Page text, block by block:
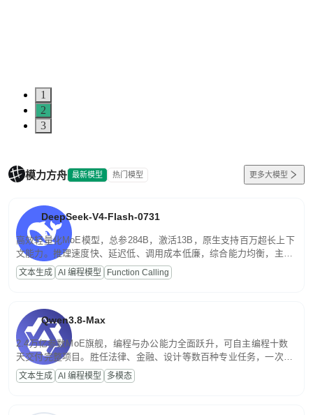
1
2
3
模力方舟 最新模型 热门模型 更多大模型
DeepSeek-V4-Flash-0731
高效轻量化MoE模型，总参284B，激活13B，原生支持百万超长上下
文能力。推理速度快、延迟低、调用成本低廉，综合能力均衡，主打
高并发、轻量化任务，适合日常对话、内容创作、基础 RAG、批量
文案处理等普惠刚需场景。
文本生成 AI 编程模型 Function Calling
Qwen3.8-Max
2.4万亿参数MoE旗舰，编程与办公能力全面跃升，可自主编程十数
天交付完整项目。胜任法律、金融、设计等数百种专业任务，一次对
话端到端交付生产级成果。原生视觉理解贯穿规划、执行与验证全流
程，支持超长文档与长视频的深度语义解析。长程任务中自主规划与
文本生成 AI 编程模型 多模态